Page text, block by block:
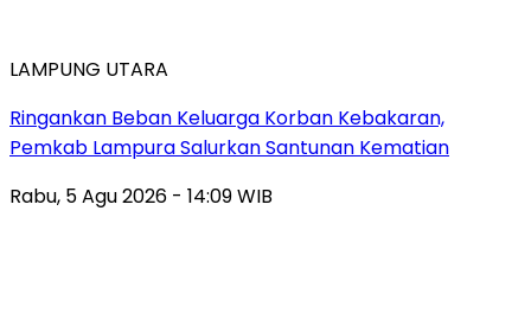
LAMPUNG UTARA
Ringankan Beban Keluarga Korban Kebakaran,
Pemkab Lampura Salurkan Santunan Kematian
Rabu, 5 Agu 2026 - 14:09 WIB